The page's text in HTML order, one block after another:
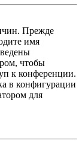
Прежде
имя
чтобы
к конференции.
в конфигурации
для